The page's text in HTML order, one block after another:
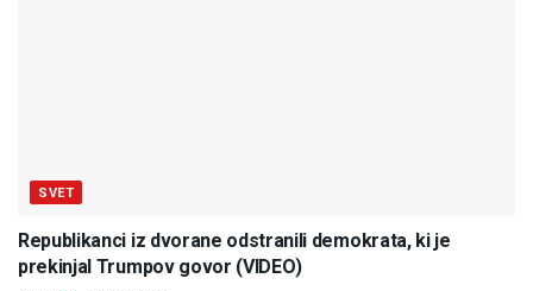
SVET
Republikanci iz dvorane odstranili demokrata, ki je
prekinjal Trumpov govor (VIDEO)